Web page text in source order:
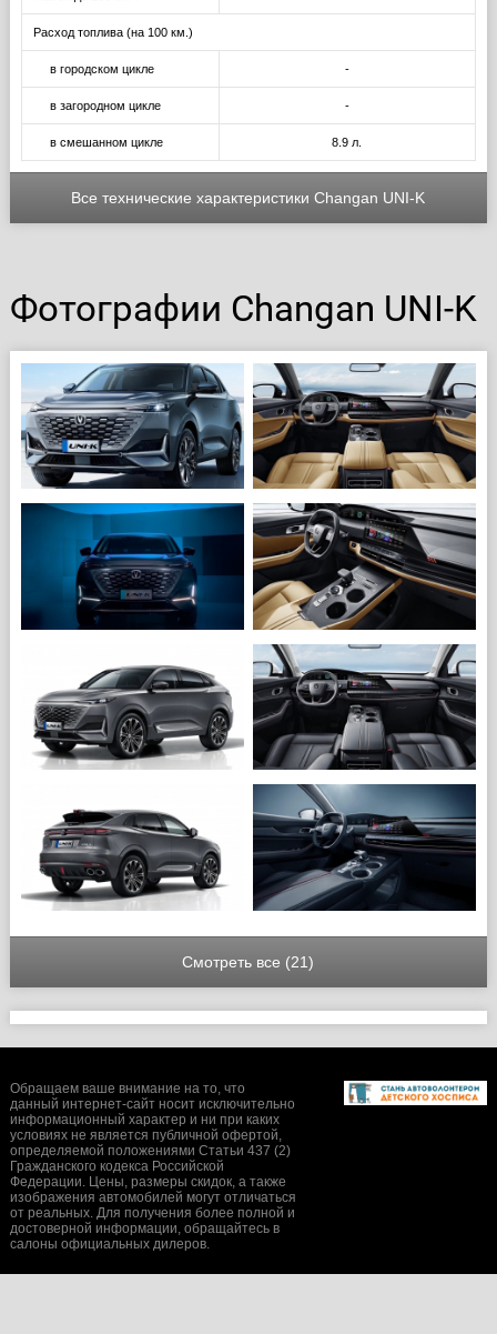
Расход топлива (на 100 км.)
в городском цикле -
в загородном цикле -
в смешанном цикле 8.9 л.
Все технические характеристики Changan UNI-K
Фотографии Changan UNI-K
Смотреть все (21)
Обращаем ваше внимание на то, что
данный интернет-сайт носит исключительно
информационный характер и ни при каких
условиях не является публичной офертой,
определяемой положениями Статьи 437 (2)
Гражданского кодекса Российской
Федерации. Цены, размеры скидок, а также
изображения автомобилей могут отличаться
от реальных. Для получения более полной и
достоверной информации, обращайтесь в
салоны официальных дилеров.